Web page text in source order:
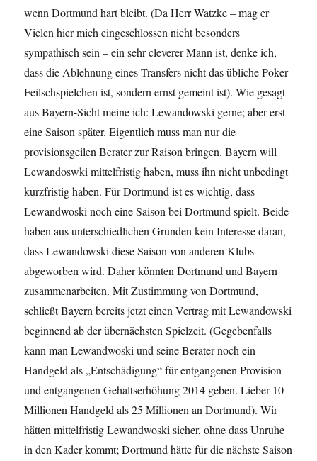
wenn Dortmund hart bleibt. (Da Herr Watzke – mag er
Vielen hier mich eingeschlossen nicht besonders
sympathisch sein – ein sehr cleverer Mann ist, denke ich,
dass die Ablehnung eines Transfers nicht das übliche Poker-
Feilschspielchen ist, sondern ernst gemeint ist). Wie gesagt
aus Bayern-Sicht meine ich: Lewandowski gerne; aber erst
eine Saison später. Eigentlich muss man nur die
provisionsgeilen Berater zur Raison bringen. Bayern will
Lewandoswki mittelfristig haben, muss ihn nicht unbedingt
kurzfristig haben. Für Dortmund ist es wichtig, dass
Lewandwoski noch eine Saison bei Dortmund spielt. Beide
haben aus unterschiedlichen Gründen kein Interesse daran,
dass Lewandowski diese Saison von anderen Klubs
abgeworben wird. Daher könnten Dortmund und Bayern
zusammenarbeiten. Mit Zustimmung von Dortmund,
schließt Bayern bereits jetzt einen Vertrag mit Lewandowski
beginnend ab der übernächsten Spielzeit. (Gegebenfalls
kann man Lewandwoski und seine Berater noch ein
Handgeld als „Entschädigung“ für entgangenen Provision
und entgangenen Gehaltserhöhung 2014 geben. Lieber 10
Millionen Handgeld als 25 Millionen an Dortmund). Wir
hätten mittelfristig Lewandwoski sicher, ohne dass Unruhe
in den Kader kommt; Dortmund hätte für die nächste Saison